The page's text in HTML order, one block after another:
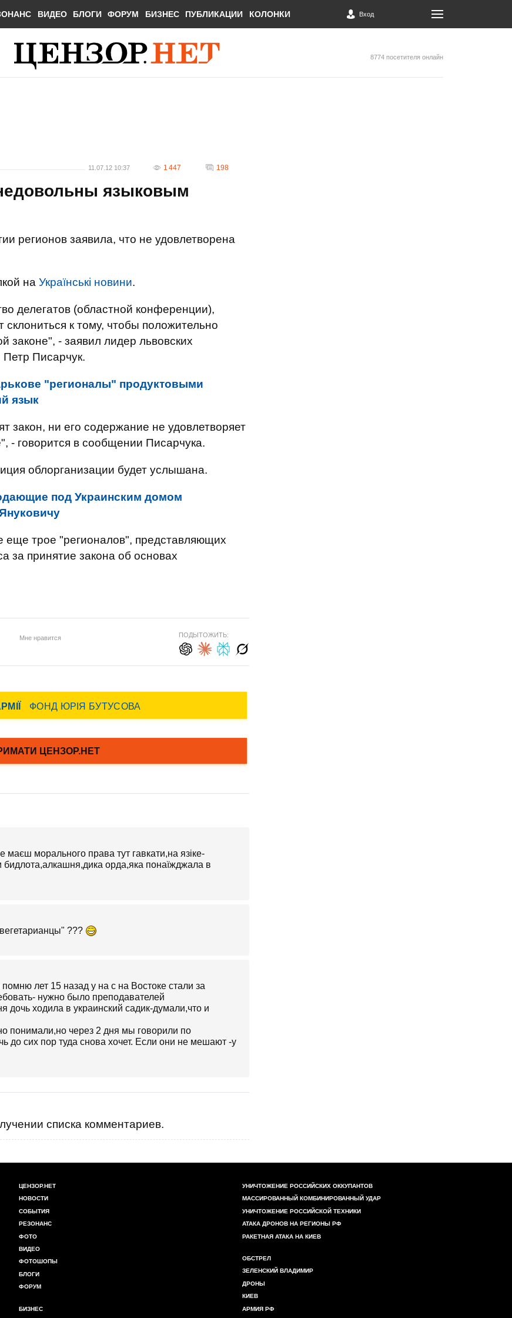
ВИДЕО БЛОГИ ФОРУМ БИЗНЕС ПУБЛИКАЦИИ КОЛОНКИ Вход
8774 посетителя онлайн
11.07.12 10:37 1 447 198
языковым
регионов заявила, что не удовлетворена
на Українські новини.
делегатов (областной конференции),
к тому, чтобы положительно
законе", - заявил лидер львовских
Писарчук.
"регионалы" продуктовыми
язык
закон, ни его содержание не удовлетворяет
- говорится в сообщении Писарчука.
облорганизации будет услышана.
под Украинским домом
еще трое "регионалов", представляющих
за принятие закона об основах
Мне нравится ПОДЫТОЖИТЬ:
морального права тут гавкати,на язіке-
бидлота,алкашня,дика орда,яка понаїжджала в
???
лет 15 назад у на с на Востоке стали за
нужно было преподавателей
дочь ходила в украинский садик-думали,что и
понимали,но через 2 дня мы говорили по
до сих пор туда снова хочет. Если они не мешают -у
списка комментариев.
ЦЕНЗОР.НЕТ
НОВОСТИ
СОБЫТИЯ
РЕЗОНАНС
ФОТО
ВИДЕО
ФОТОШОПЫ
БЛОГИ
ФОРУМ
БИЗНЕС
УНИЧТОЖЕНИЕ РОССИЙСКИХ ОККУПАНТОВ
МАССИРОВАННЫЙ КОМБИНИРОВАННЫЙ УДАР
УНИЧТОЖЕНИЕ РОССИЙСКОЙ ТЕХНИКИ
АТАКА ДРОНОВ НА РЕГИОНЫ РФ
РАКЕТНАЯ АТАКА НА КИЕВ
ОБСТРЕЛ
ЗЕЛЕНСКИЙ ВЛАДИМИР
ДРОНЫ
КИЕВ
АРМИЯ РФ